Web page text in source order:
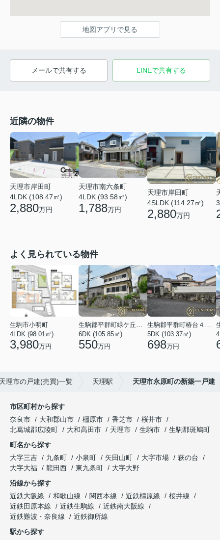
地図アプリで見る
メールで共有する LINEで共有する
近隣の物件
天理市岸田町
4LDK (108.47㎡)
2,880万円
天理市南六条町
4LDK (93.58㎡)
1,788万円
天理市岸田町
4SLDK (114.27㎡)
2,880万円
よく見られている物件
生駒市小明町
4LDK (98.01㎡)
3,980万円
生駒郡平群町緑ケ丘５丁目
6DK (105.85㎡)
550万円
生駒郡平群町椿台４丁目
5DK (103.37㎡)
698万円
理市の戸建(売買)一覧 天理駅 天理市永原町の新築一戸建
市区町村から探す
奈良市
大和郡山市 橿原市 香芝市
桜井市
北葛城郡広陵町
大和高田市 天理市 生駒市
生駒郡斑鳩町
町名から探す
大字三吉
九条町 小泉町 矢田山町 大字市場
萩の台
大字大福
龍田西 東九条町
大字大野
沿線から探す
近鉄大阪線
和歌山線 関西本線 近鉄橿原線
桜井線
近鉄田原本線
近鉄生駒線
近鉄南大阪線
近鉄難波・奈良線
近鉄御所線
駅から探す